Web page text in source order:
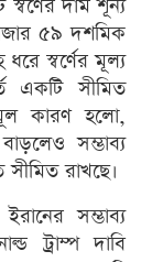
দাম শূন্য
৫৯ দশমিক
স্বর্ণের মূল্য
একটি সীমিত
কারণ হলো,
সম্ভাব্য
রাখছে।
সম্ভাব্য
ট্রাম্প দাবি